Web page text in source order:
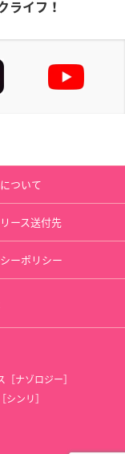
ライフ！
ついて
ース送付先
ーポリシー
ナゾロジー］
ンリ］